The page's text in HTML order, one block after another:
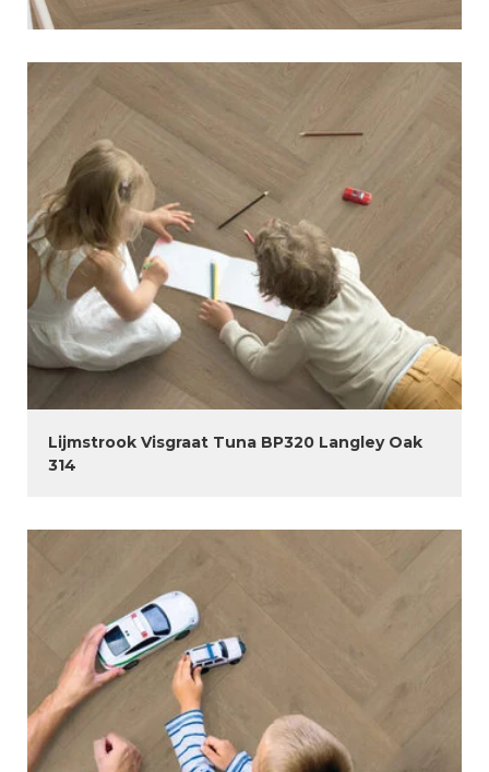
Lijmstrook Visgraat Tuna BP320 Langley Oak
314